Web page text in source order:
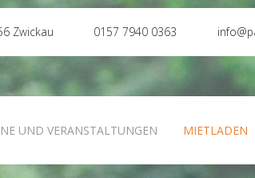
Zwickau 0157 7940 0363
UND VERANSTALTUNGEN MIETLADEN